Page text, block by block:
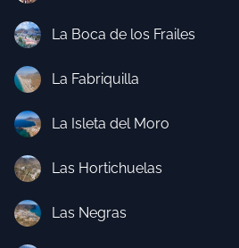
La Boca de los Frailes
La Fabriquilla
La Isleta del Moro
Las Hortichuelas
Las Negras